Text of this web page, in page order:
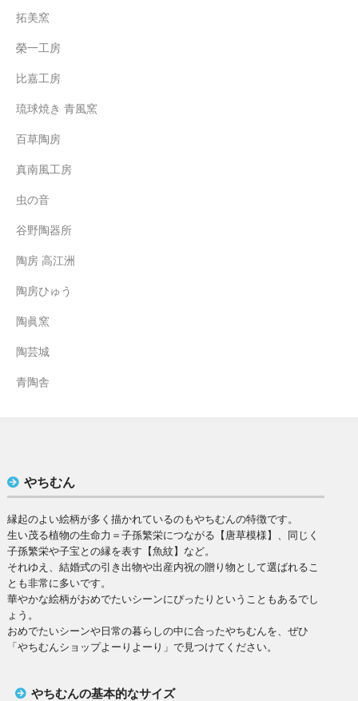
拓美窯
榮一工房
比嘉工房
琉球焼き 青風窯
百草陶房
真南風工房
虫の音
谷野陶器所
陶房 高江洲
陶房ひゅう
陶眞窯
陶芸城
青陶舎
やちむん
縁起のよい絵柄が多く描かれているのもやちむんの特徴です。
生い茂る植物の生命力＝子孫繁栄につながる【唐草模様】、同じく
子孫繁栄や子宝との縁を表す【魚紋】など。
それゆえ、結婚式の引き出物や出産内祝の贈り物として選ばれるこ
とも非常に多いです。
華やかな絵柄がおめでたいシーンにぴったりということもあるでし
ょう。
おめでたいシーンや日常の暮らしの中に合ったやちむんを、ぜひ
「やちむんショップよーりよーり」で見つけてください。
やちむんの基本的なサイズ